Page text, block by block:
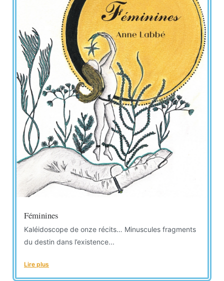
Féminines
Kaléidoscope de onze récits… Minuscules fragments
du destin dans l’existence...
Lire plus